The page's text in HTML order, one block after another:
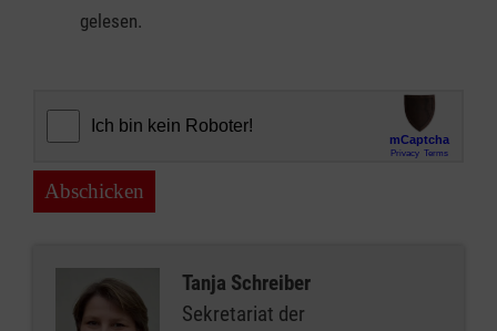
gelesen.
Abschicken
Tanja Schreiber
Sekretariat der